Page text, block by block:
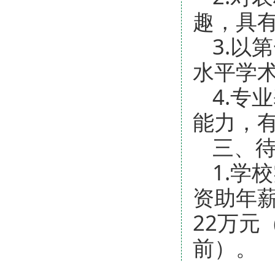
趣，具
3.以
水平学
4.专
能力，
三、
1.学
资助年
22万元
前）。